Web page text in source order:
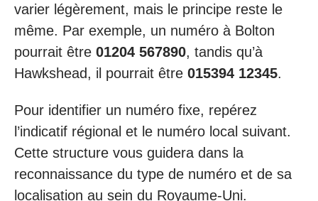
varier légèrement, mais le principe reste le
même. Par exemple, un numéro à Bolton
pourrait être 01204 567890, tandis qu’à
Hawkshead, il pourrait être 015394 12345.
Pour identifier un numéro fixe, repérez
l’indicatif régional et le numéro local suivant.
Cette structure vous guidera dans la
reconnaissance du type de numéro et de sa
localisation au sein du Royaume-Uni.